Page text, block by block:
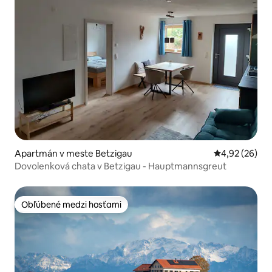
Apartmán v meste Betzigau Priemerné
4,92 (26)
Dovolenková chata v Betzigau - Hauptmannsgreut
Obľúbené medzi hosťami
Obľúbené medzi hosťami